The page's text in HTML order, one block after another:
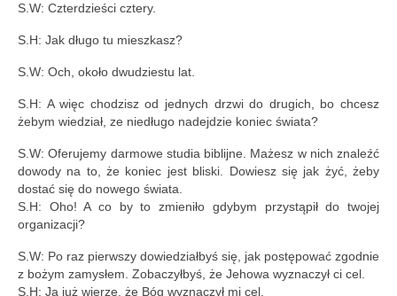
S.W: Czterdzieści cztery.
S.H: Jak długo tu mieszkasz?
S.W: Och, około dwudziestu lat.
S.H: A więc chodzisz od jednych drzwi do drugich, bo chcesz
żebym wiedział, ze niedługo nadejdzie koniec świata?
S.W: Oferujemy darmowe studia biblijne. Mażesz w nich znaleźć
dowody na to, że koniec jest bliski. Dowiesz się jak żyć, żeby
dostać się do nowego świata.
S.H: Oho! A co by to zmieniło gdybym przystąpił do twojej
organizacji?
S.W: Po raz pierwszy dowiedziałbyś się, jak postępować zgodnie
z bożym zamysłem. Zobaczyłbyś, że Jehowa wyznaczył ci cel.
S.H: Ja już wierzę, że Bóg wyznaczył mi cel.